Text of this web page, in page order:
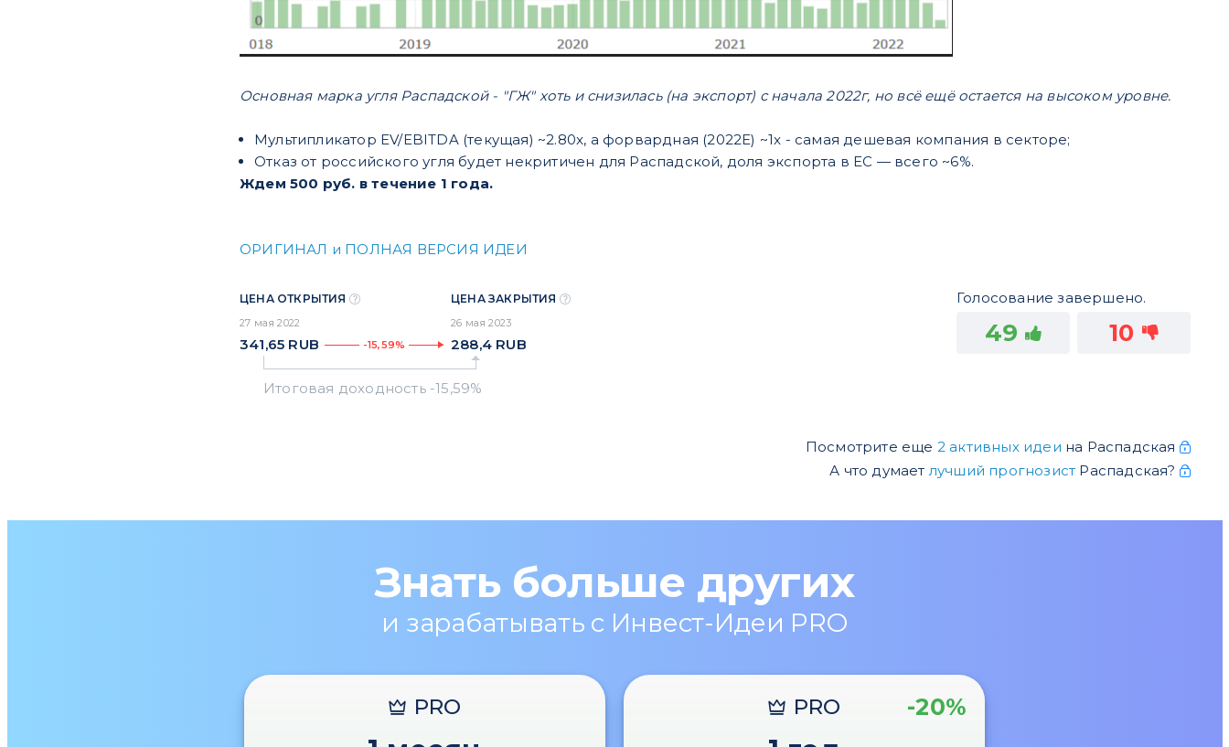
Основная марка угля Распадской - "ГЖ" хоть и снизилась (на экспорт) с начала 2022г, но всё ещё остается на высоком уровне.
​Мультипликатор EV/EBITDA (текущая) ~2.80x, а форвардная (2022Е) ~1x - самая дешевая компания в секторе;
Отказ от российского угля будет некритичен для Распадской, доля экспорта в ЕС — всего ~6%.
Ждем 500 руб. в течение 1 года.
ОРИГИНАЛ и ПОЛНАЯ ВЕРСИЯ ИДЕИ
ЦЕНА ОТКРЫТИЯ
27 мая 2022
341,65 RUB -15,59%
ЦЕНА ЗАКРЫТИЯ
26 мая 2023
288,4 RUB
Голосование завершено.
49 10
Посмотрите еще 2 активных идеи на Распадская
А что думает лучший прогнозист Распадская?
Знать больше других
и зарабатывать с Инвест-Идеи PRO
PRO PRO -20%